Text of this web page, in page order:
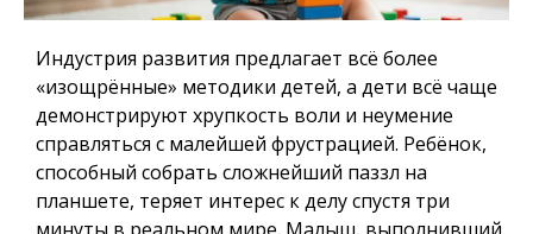
Индустрия развития предлагает всё более
«изощрённые» методики детей, а дети всё чаще
демонстрируют хрупкость воли и неумение
справляться с малейшей фрустрацией. Ребёнок,
способный собрать сложнейший паззл на
планшете, теряет интерес к делу спустя три